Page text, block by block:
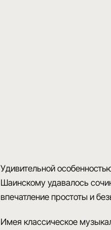
Удивительной
Шаинскому удавалось
впечатление простоты и
Имея классическое